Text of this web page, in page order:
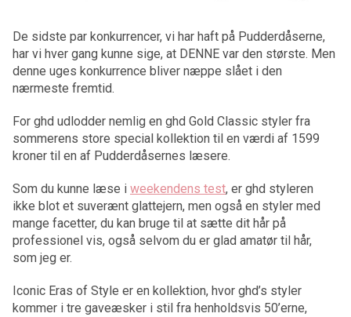
De sidste par konkurrencer, vi har haft på Pudderdåserne,
har vi hver gang kunne sige, at DENNE var den største. Men
denne uges konkurrence bliver næppe slået i den
nærmeste fremtid.
For ghd udlodder nemlig en ghd Gold Classic styler fra
sommerens store special kollektion til en værdi af 1599
kroner til en af Pudderdåsernes læsere.
Som du kunne læse i weekendens test, er ghd styleren
ikke blot et suverænt glattejern, men også en styler med
mange facetter, du kan bruge til at sætte dit hår på
professionel vis, også selvom du er glad amatør til hår,
som jeg er.
Iconic Eras of Style er en kollektion, hvor ghd’s styler
kommer i tre gaveæsker i stil fra henholdsvis 50’erne,